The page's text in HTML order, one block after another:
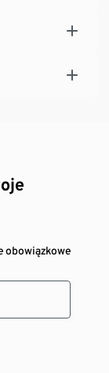
obowiązkowe